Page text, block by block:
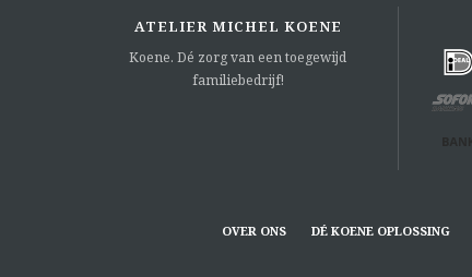
ATELIER MICHEL KOENE
Koene. Dé zorg van een toegewijd
familiebedrijf!
OVER ONS DÉ KOENE OPLOSSING